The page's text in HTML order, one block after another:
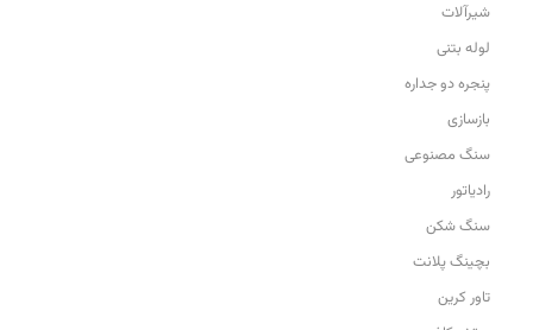
شیرآلات
لوله بتنی
پنجره دو جداره
بازسازی
سنگ مصنوعی
رادیاتور
سنگ شکن
بچینگ پلانت
تاور کرین